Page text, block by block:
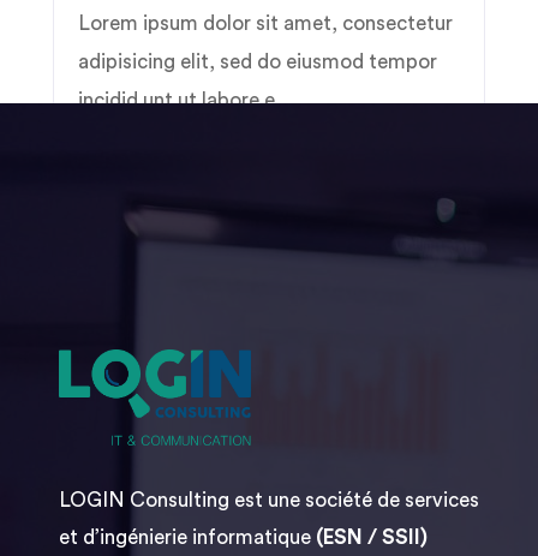
Lorem ipsum dolor sit amet, consectetur
adipisicing elit, sed do eiusmod tempor
incidid unt ut labore e...
LOGIN Consulting est une société de services
et d’ingénierie informatique (ESN / SSII)